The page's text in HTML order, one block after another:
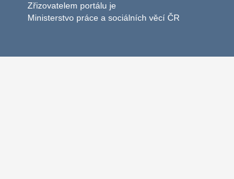
Zřizovatelem portálu je
Ministerstvo práce a sociálních věcí ČR